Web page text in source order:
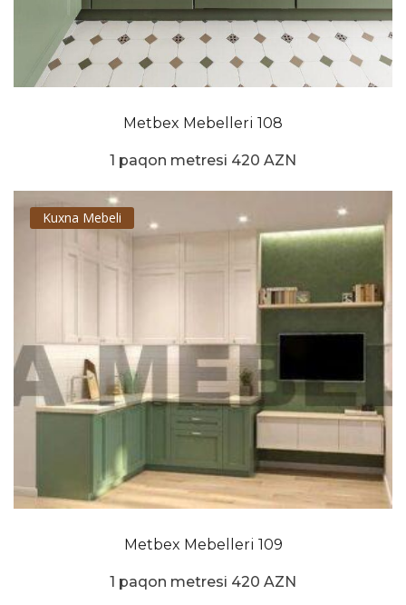
Metbex Mebelleri 108
1 paqon metresi 420 AZN
Kuxna Mebeli
Metbex Mebelleri 109
1 paqon metresi 420 AZN